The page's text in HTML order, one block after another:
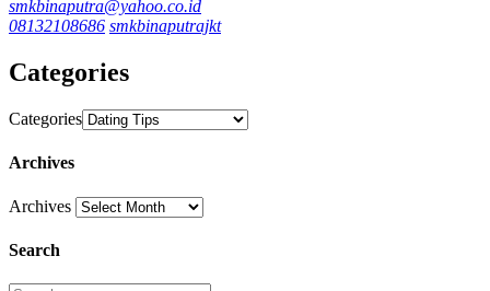
smkbinaputra@yahoo.co.id
08132108686 smkbinaputrajkt
Categories
Categories
Archives
Archives
Search